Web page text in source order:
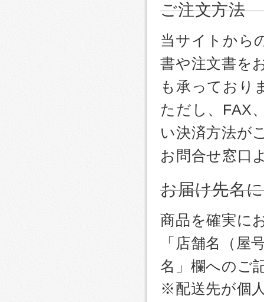
ご注文方法
当サイトから
書や注文書を
も承っており
ただし、FAX
い決済方法が
お問合せ窓口
お届け先名
商品を確実に
「店舗名（屋
名」欄へのご
※配送先が個